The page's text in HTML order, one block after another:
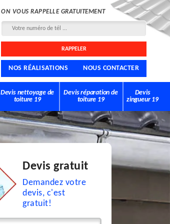
ON VOUS RAPPELLE GRATUITEMENT
NOS RÉALISATIONS NOUS CONTACTER
Devis nettoyage de
toiture 19
Devis réparation de
toiture 19
Devis
zingueur 19
Devis gratuit
Demandez votre
devis, c'est
gratuit!